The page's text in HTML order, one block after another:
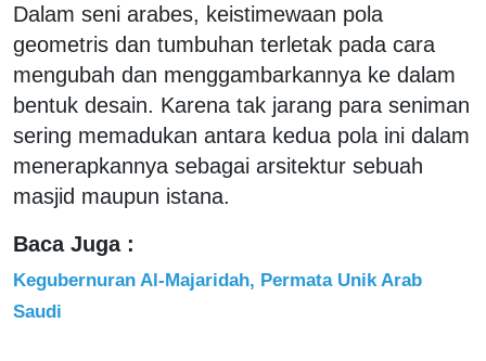
Dalam seni arabes, keistimewaan pola
geometris dan tumbuhan terletak pada cara
mengubah dan menggambarkannya ke dalam
bentuk desain. Karena tak jarang para seniman
sering memadukan antara kedua pola ini dalam
menerapkannya sebagai arsitektur sebuah
masjid maupun istana.
Baca Juga :
Kegubernuran Al-Majaridah, Permata Unik Arab
Saudi